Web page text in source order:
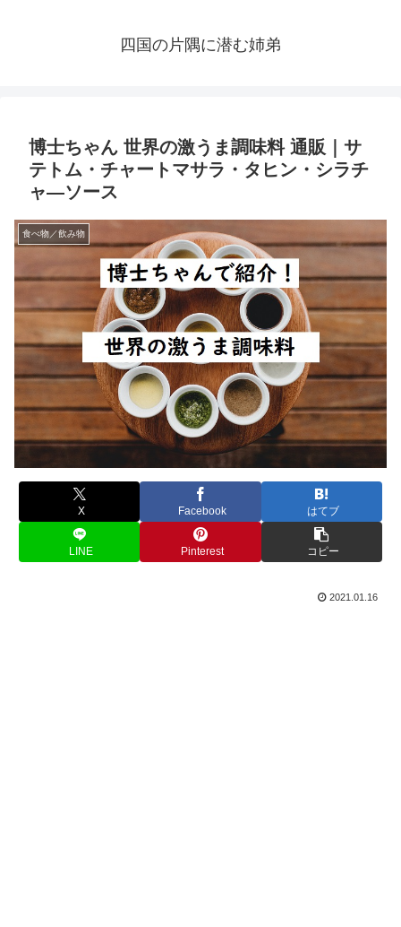
四国の片隅に潜む姉弟
博士ちゃん 世界の激うま調味料 通販｜サ
テトム・チャートマサラ・タヒン・シラチ
ャ―ソース
食べ物／飲み物
X Facebook はてブ
LINE Pinterest コピー
2021.01.16